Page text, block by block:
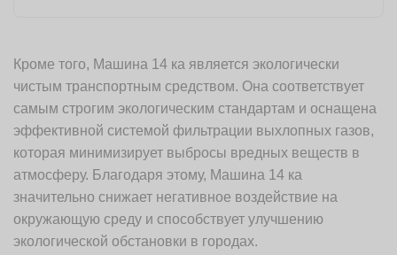
Кроме того, Машина 14 ка является экологически
чистым транспортным средством. Она соответствует
самым строгим экологическим стандартам и оснащена
эффективной системой фильтрации выхлопных газов,
которая минимизирует выбросы вредных веществ в
атмосферу. Благодаря этому, Машина 14 ка
значительно снижает негативное воздействие на
окружающую среду и способствует улучшению
экологической обстановки в городах.